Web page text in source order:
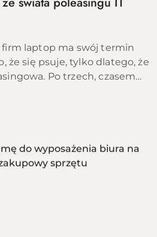
laptop ma swój termin
że się psuje, tylko dlatego, że
Po trzech, czasem
się poleasingiem i zaczy...